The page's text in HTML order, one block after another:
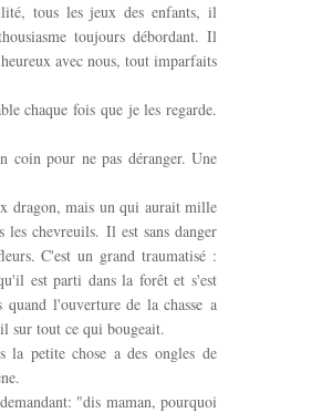
tous les jeux des enfants, il
toujours débordant. Il
avec nous, tout imparfaits
chaque fois que je les regarde.
pour ne pas déranger. Une
dragon, mais un qui aurait mille
chevreuils. Il est sans danger
C'est un grand traumatisé :
est parti dans la forêt et s'est
l'ouverture de la chasse a
sur tout ce qui bougeait.
la petite chose a des ongles de
"dis maman, pourquoi